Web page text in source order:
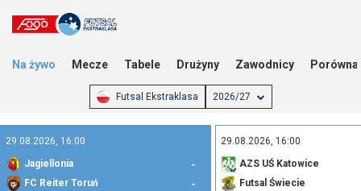
Na żywo Mecze Tabele Drużyny Zawodnicy
Futsal Ekstraklasa 2026/27
29.08.2026, 16:00
Jagiellonia -
FC Reiter Toruń -
29.08.2026, 16:00
AZS UŚ Katowice
Futsal Świecie